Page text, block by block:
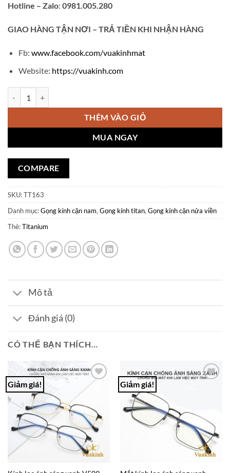
Hotline – Zalo: 0981.005.280
GIAO HÀNG TẬN NƠI – TRẢ TIỀN KHI NHẬN HÀNG
Fb: www.facebook.com/vuakinhmat
Website: https://vuakinh.com
THÊM VÀO GIỎ
MUA NGAY
COMPARE
SKU:TT163
Danh mục:Gọng kính cận nam, Gọng kính titan, Gọng kính cận nửa viền
Thẻ:Titanium
Mô tả
Đánh giá (0)
CÓ THỂ BẠN THÍCH…
Giảm giá!
Add to
Giảm giá!